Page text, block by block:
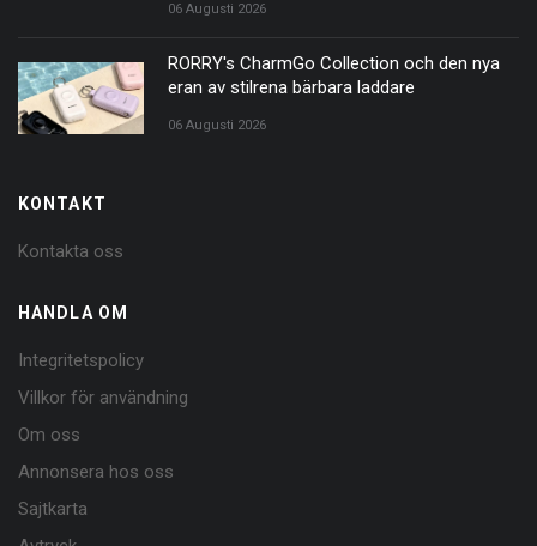
06 Augusti 2026
RORRY's CharmGo Collection och den nya
eran av stilrena bärbara laddare
06 Augusti 2026
KONTAKT
Kontakta oss
HANDLA OM
Integritetspolicy
Villkor för användning
Om oss
Annonsera hos oss
Sajtkarta